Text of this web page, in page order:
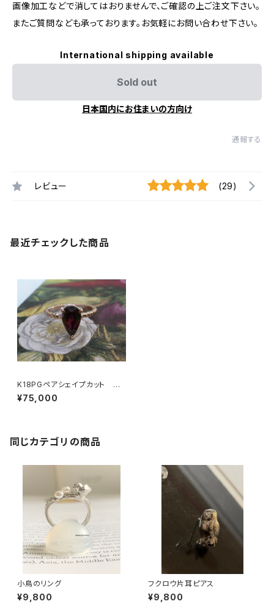
画像加工などで消してはおりませんで、ご確認の上ご注文下さい。
またご質問なども承っております。お気軽にお問い合わせ下さい。
International shipping available
Sold out
日本国内にお住まいの方向け
通報する
レビュー (29)
最近チェックした商品
K18PGペアシェイプカット ガ
ーネットのリング
¥75,000
同じカテゴリの商品
小鳥のリング
¥9,800
フクロウ片耳ピアス
¥9,800